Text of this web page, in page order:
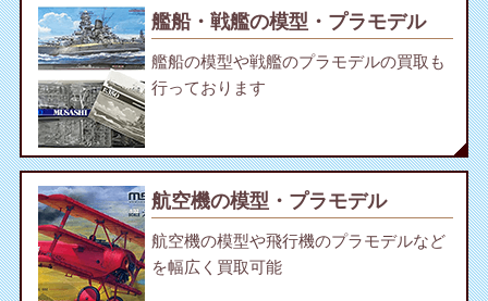
艦船・戦艦の模型・プラモデル
艦船の模型や戦艦のプラモデルの買取も
行っております
航空機の模型・プラモデル
航空機の模型や飛行機のプラモデルなど
を幅広く買取可能